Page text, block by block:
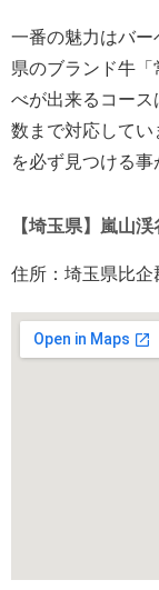
一番の魅力はバ
県のブランド牛
べが出来るコース
数まで対応して
を必ず見つける事
【埼玉県】嵐山
住所：埼玉県比企